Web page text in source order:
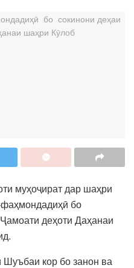
муҳоҷират дар шаҳри
фаҳмондадиҳӣ бо
деҳоти Даҳанаи
кор бо занон ва